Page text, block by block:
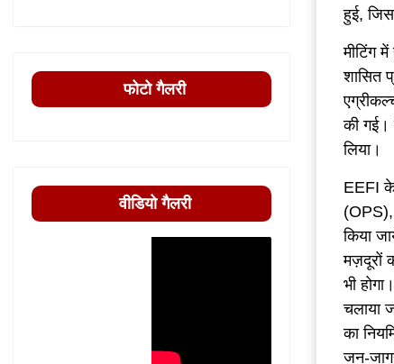
हुई,
मीटिंग
शासित
की गई।
लिया।
EEFI के
(OPS),
किया
मज़दूरों
भी
चलाया
का
जन-
फोटो गैलरी
वीडियो गैलरी